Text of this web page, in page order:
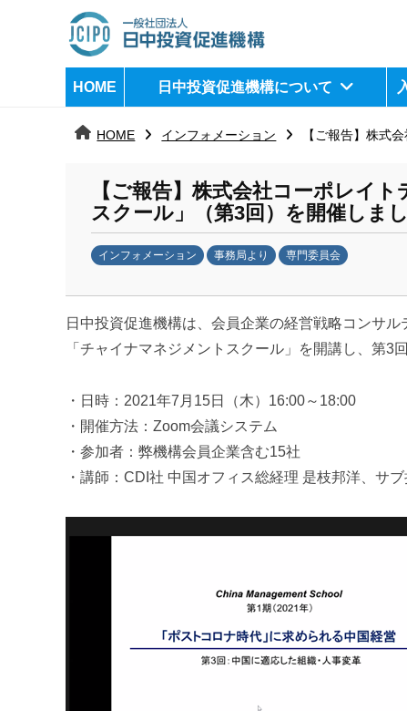
日
中
構
j
HOME 日中投資促進機構について
HOME インフォメーション 【ご報告】株式
【ご報告】株式会社コーポレイ
スクール」（第3回）を開催しま
インフォメーション 事務局より 専門委員会
k
a
a
u
m
日中投資促進機構は、会員企業の経営戦略コンサ
「チャイナマネジメントスクール」を開講し、第3
・日時：2021年7月15日（木）16:00～18:00
・開催方法：Zoom会議システム
・参加者：弊機構会員企業含む15社
・講師：CDI社 中国オフィス総経理 是枝邦洋、サ